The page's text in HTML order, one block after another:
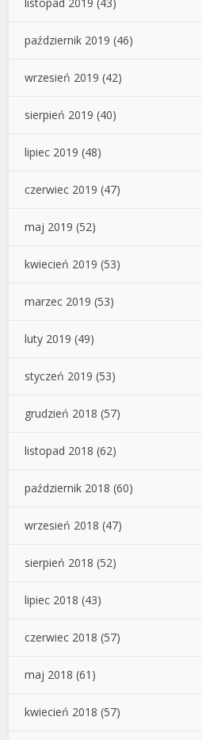
październik 2019 (46)
wrzesień 2019 (42)
sierpień 2019 (40)
lipiec 2019 (48)
czerwiec 2019 (47)
maj 2019 (52)
kwiecień 2019 (53)
marzec 2019 (53)
luty 2019 (49)
styczeń 2019 (53)
grudzień 2018 (57)
listopad 2018 (62)
październik 2018 (60)
wrzesień 2018 (47)
sierpień 2018 (52)
lipiec 2018 (43)
czerwiec 2018 (57)
maj 2018 (61)
kwiecień 2018 (57)